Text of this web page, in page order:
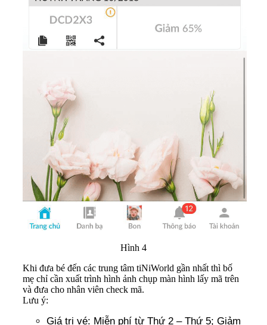
Hình 4
Khi đưa bé đến các trung tâm tiNiWorld gần nhất thì bố
mẹ chỉ cần xuất trình hình ảnh chụp màn hình lấy mã trên
và đưa cho nhân viên check mã.
Lưu ý:
Giá trị vé: Miễn phí từ Thứ 2 – Thứ 5; Giảm